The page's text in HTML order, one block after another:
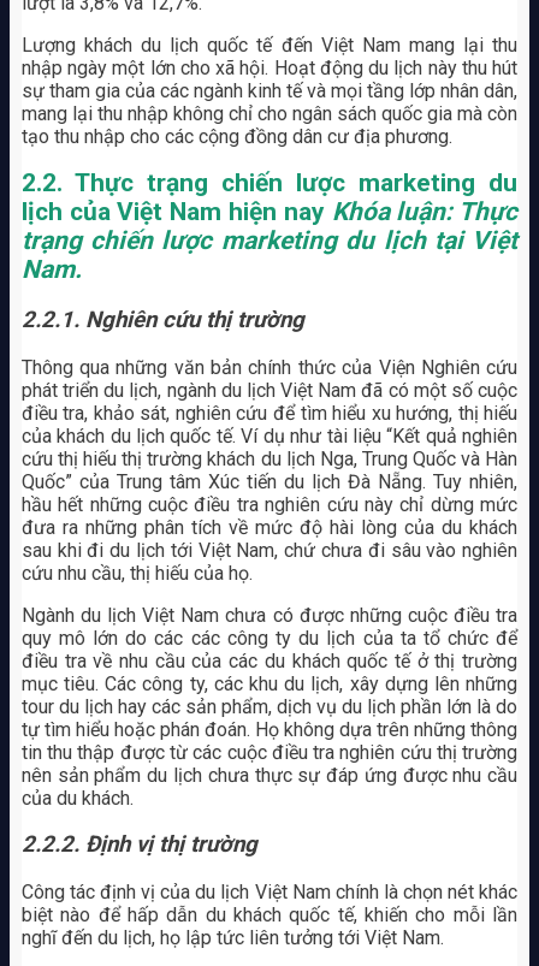
Lượng khách du lịch quốc tế đến Việt Nam mang lại thu
nhập ngày một lớn cho xã hội. Hoạt động du lịch này thu hút
sự tham gia của các ngành kinh tế và mọi tầng lớp nhân dân,
mang lại thu nhập không chỉ cho ngân sách quốc gia mà còn
tạo thu nhập cho các cộng đồng dân cư địa phương.
2.2. Thực trạng chiến lược marketing du
lịch của Việt Nam hiện nay Khóa luận: Thực
trạng chiến lược marketing du lịch tại Việt
Nam.
2.2.1. Nghiên cứu thị trường
Thông qua những văn bản chính thức của Viện Nghiên cứu
phát triển du lịch, ngành du lịch Việt Nam đã có một số cuộc
điều tra, khảo sát, nghiên cứu để tìm hiểu xu hướng, thị hiếu
của khách du lịch quốc tế. Ví dụ như tài liệu “Kết quả nghiên
cứu thị hiếu thị trường khách du lịch Nga, Trung Quốc và Hàn
Quốc” của Trung tâm Xúc tiến du lịch Đà Nẵng. Tuy nhiên,
hầu hết những cuộc điều tra nghiên cứu này chỉ dừng mức
đưa ra những phân tích về mức độ hài lòng của du khách
sau khi đi du lịch tới Việt Nam, chứ chưa đi sâu vào nghiên
cứu nhu cầu, thị hiếu của họ.
Ngành du lịch Việt Nam chưa có được những cuộc điều tra
quy mô lớn do các các công ty du lịch của ta tổ chức để
điều tra về nhu cầu của các du khách quốc tế ở thị trường
mục tiêu. Các công ty, các khu du lịch, xây dựng lên những
tour du lịch hay các sản phẩm, dịch vụ du lịch phần lớn là do
tự tìm hiểu hoặc phán đoán. Họ không dựa trên những thông
tin thu thập được từ các cuộc điều tra nghiên cứu thị trường
nên sản phẩm du lịch chưa thực sự đáp ứng được nhu cầu
của du khách.
2.2.2. Định vị thị trường
Công tác định vị của du lịch Việt Nam chính là chọn nét khác
biệt nào để hấp dẫn du khách quốc tế, khiến cho mỗi lần
nghĩ đến du lịch, họ lập tức liên tưởng tới Việt Nam.